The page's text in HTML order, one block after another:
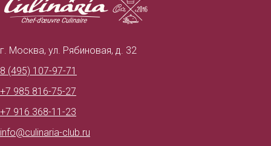
г. Москва, ул. Рябиновая, д. 32
8 (495) 107-97-71
+7 985 816-75-27
+7 916 368-11-23
info@culinaria-club.ru